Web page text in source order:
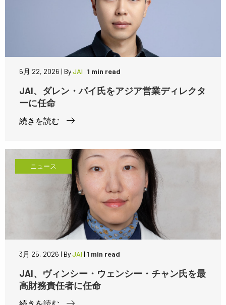
6月 22, 2026 | ByJAI | 1 min read
JAI、ダレン・パイ氏をアジア営業ディレクタ
ーに任命
続きを読む
ニュース
3月 25, 2026 | ByJAI | 1 min read
JAI、ヴィンシー・ウェンシー・チャン氏を最
高財務責任者に任命
続きを読む